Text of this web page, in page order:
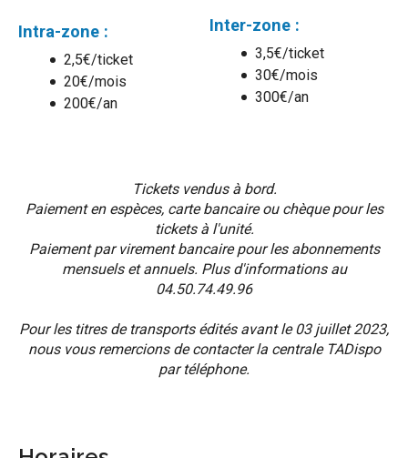
Intra-zone :
2,5€/ticket
20€/mois
200€/an
Inter-zone :
3,5€/ticket
30€/mois
300€/an
Tickets vendus à bord.
Paiement en espèces, carte bancaire ou chèque pour les
tickets à l'unité.
Paiement par virement bancaire pour les abonnements
mensuels et annuels. Plus d'informations au
04.50.74.49.96
Pour les titres de transports édités avant le 03 juillet 2023,
nous vous remercions de contacter la centrale TADispo
par téléphone.